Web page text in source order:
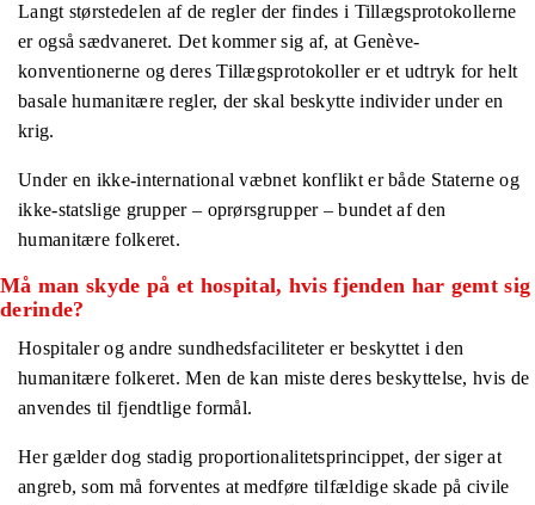
Langt størstedelen af de regler der findes i Tillægsprotokollerne
er også sædvaneret. Det kommer sig af, at Genève-
konventionerne og deres Tillægsprotokoller er et udtryk for helt
basale humanitære regler, der skal beskytte individer under en
krig.
Under en ikke-international væbnet konflikt er både Staterne og
ikke-statslige grupper – oprørsgrupper – bundet af den
humanitære folkeret.
Må man skyde på et hospital, hvis fjenden har gemt sig
derinde?
Hospitaler og andre sundhedsfaciliteter er beskyttet i den
humanitære folkeret. Men de kan miste deres beskyttelse, hvis de
anvendes til fjendtlige formål.
Her gælder dog stadig proportionalitetsprincippet, der siger at
angreb, som må forventes at medføre tilfældige skade på civile